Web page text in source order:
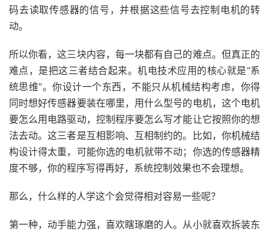
码去读取传感器的信号，并根据这些信号去控制电机的转
动。
所以你看，这三块内容，每一块都有自己的难点。但真正的
难点，是把这三者结合起来。机电技术应用的核心就是“系
统思维”。你设计一个东西，不能只从机械结构考虑，你得
同时想好传感器要装在哪里，用什么型号的电机，这个电机
要怎么用电路驱动，控制程序要怎么写才能让它按照你的想
法去动。这三者是互相影响、互相制约的。比如，你机械结
构设计得太重，可能你选的电机就带不动；你选的传感器精
度不够，你的程序写得再好，系统控制效果也不会理想。
那么，什么样的人学这个会觉得相对容易一些呢？
第一种，动手能力强，喜欢瞎琢磨的人。从小就喜欢拆装东